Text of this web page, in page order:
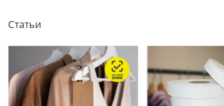
Статьи